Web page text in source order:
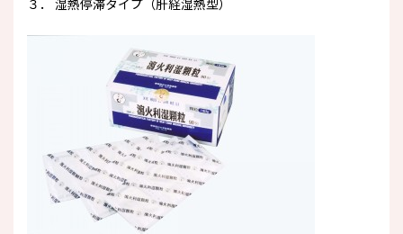
３． 湿熱停滞タイプ（肝経湿熱型）